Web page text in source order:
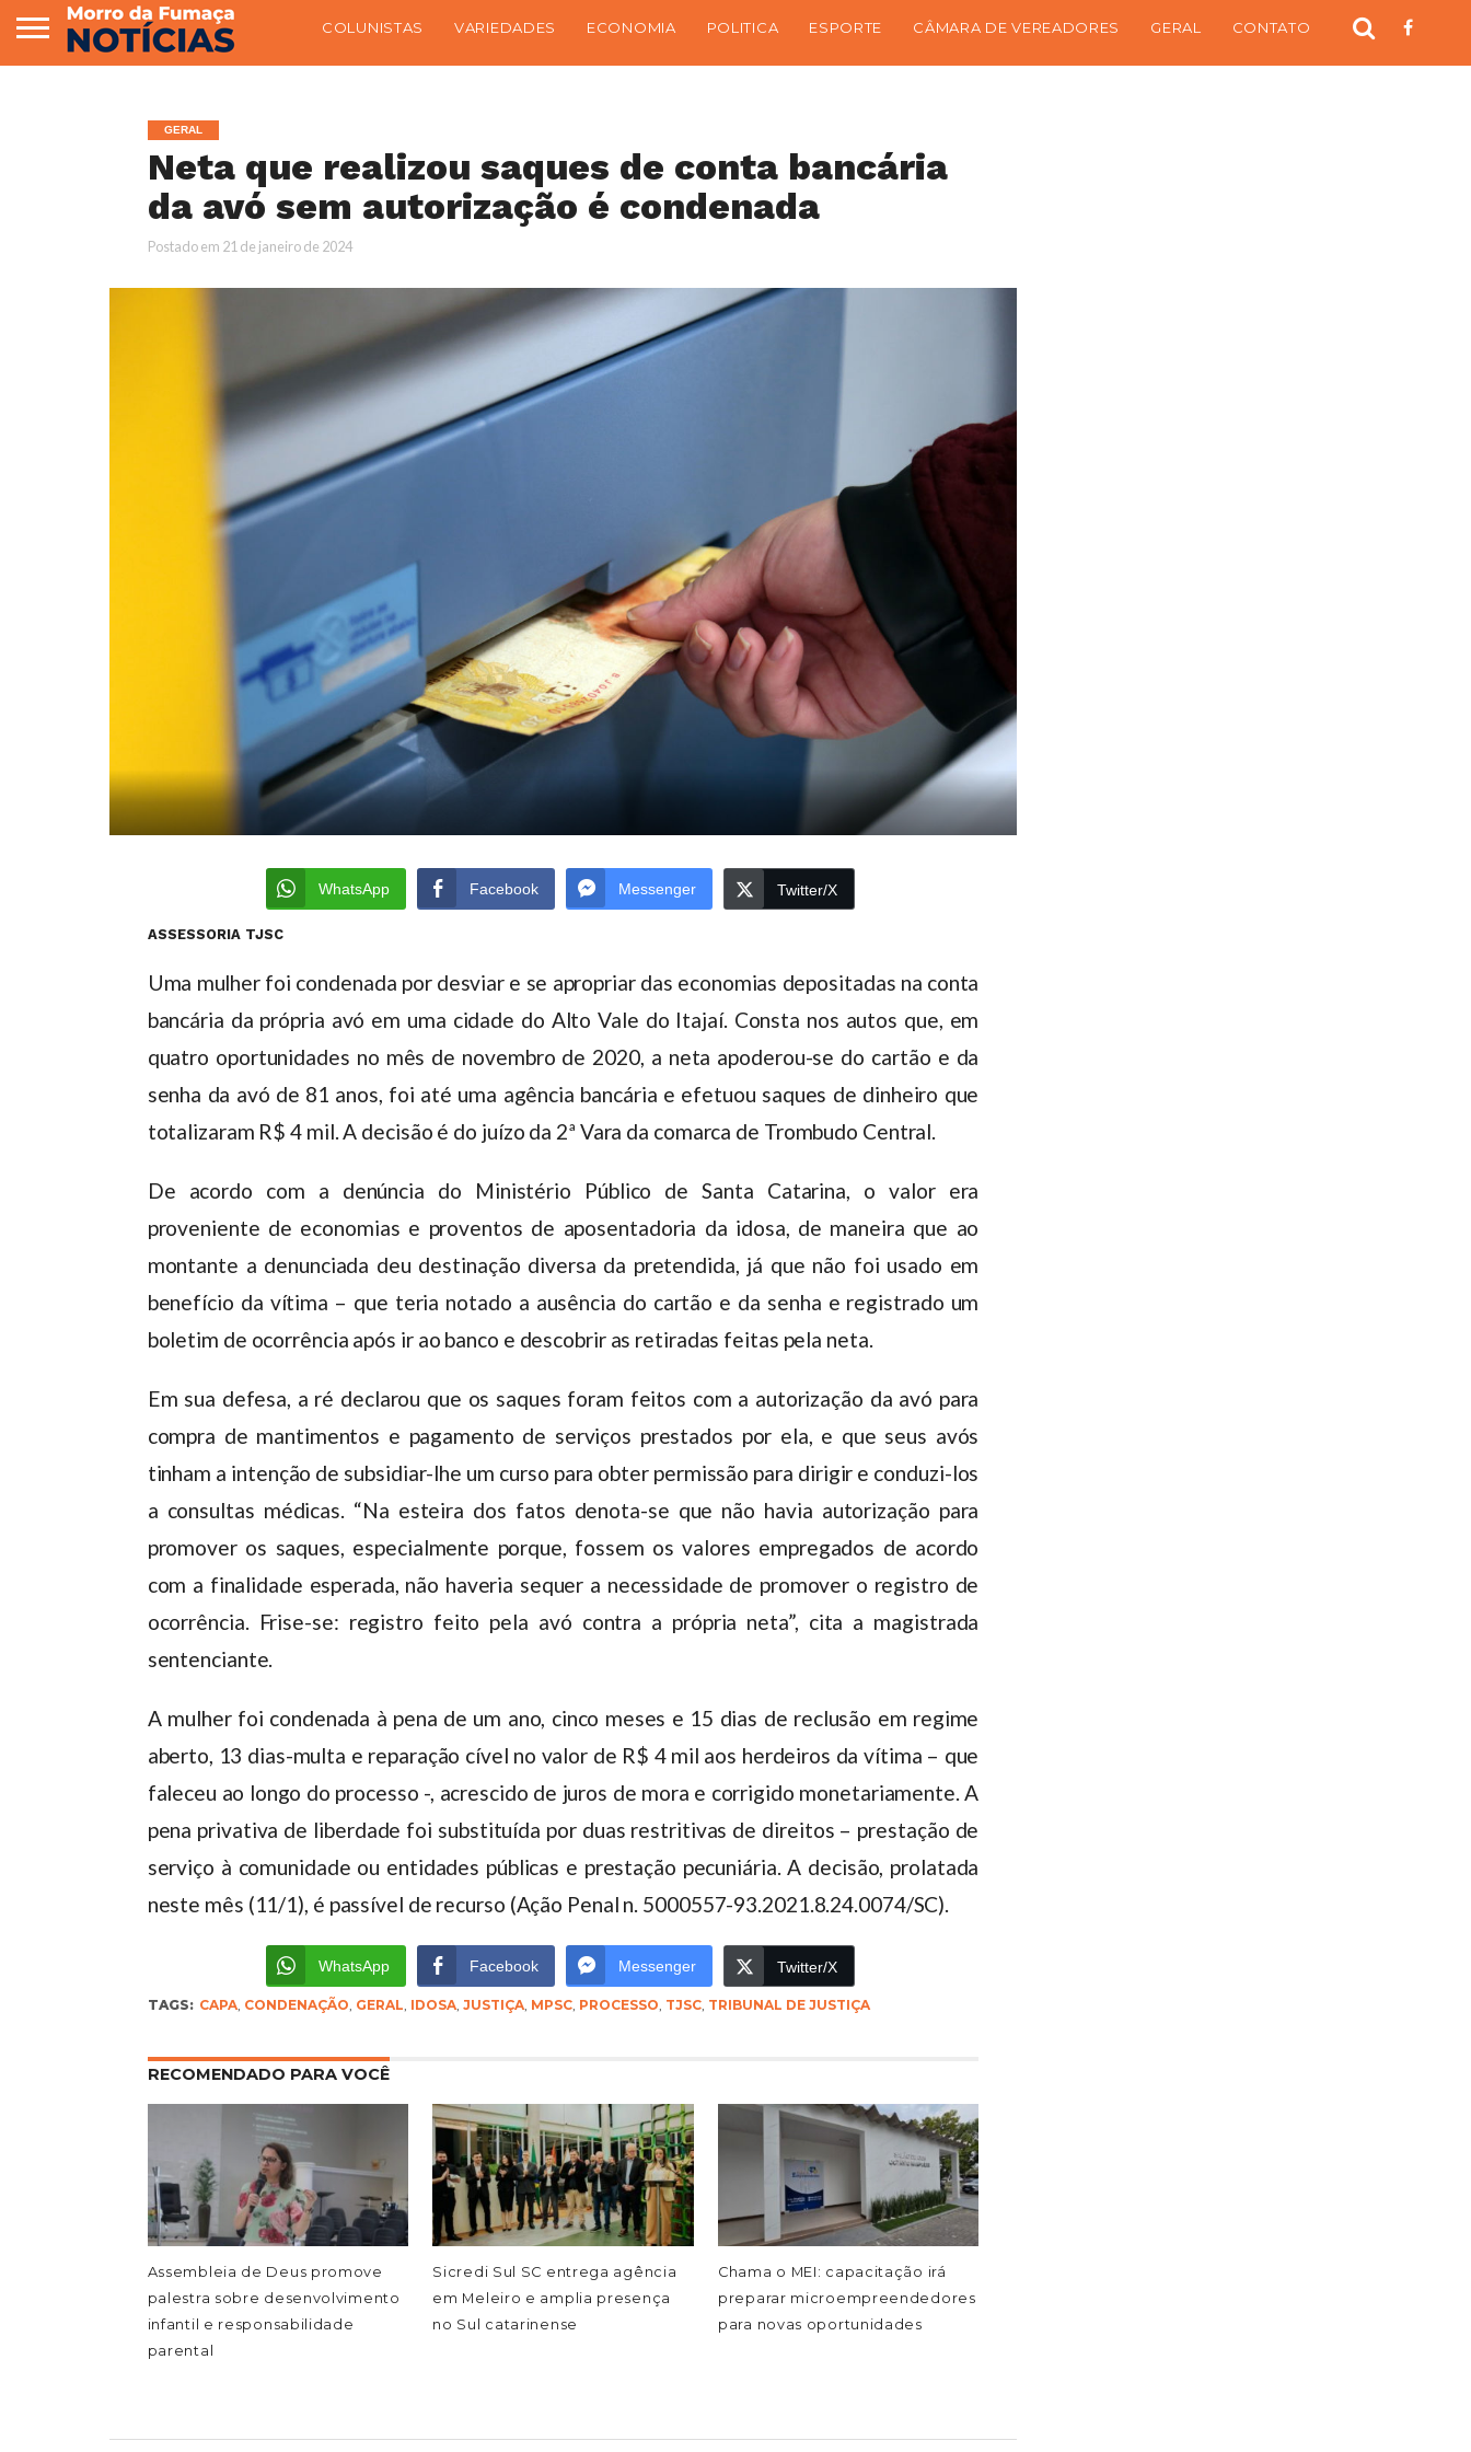
COLUNISTAS VARIEDADES ECONOMIA POLITICA ESPORTE CÂMARA DE VEREADORES GERAL CONTATO
GERAL
Neta que realizou saques de conta bancária
da avó sem autorização é condenada
Postado em 21 de janeiro de 2024
WhatsApp Facebook Messenger Twitter/X
ASSESSORIA TJSC
Uma mulher foi condenada por desviar e se apropriar das economias depositadas na conta
bancária da própria avó em uma cidade do Alto Vale do Itajaí. Consta nos autos que, em
quatro oportunidades no mês de novembro de 2020, a neta apoderou-se do cartão e da
senha da avó de 81 anos, foi até uma agência bancária e efetuou saques de dinheiro que
totalizaram R$ 4 mil. A decisão é do juízo da 2ª Vara da comarca de Trombudo Central.
De acordo com a denúncia do Ministério Público de Santa Catarina, o valor era
proveniente de economias e proventos de aposentadoria da idosa, de maneira que ao
montante a denunciada deu destinação diversa da pretendida, já que não foi usado em
benefício da vítima – que teria notado a ausência do cartão e da senha e registrado um
boletim de ocorrência após ir ao banco e descobrir as retiradas feitas pela neta.
Em sua defesa, a ré declarou que os saques foram feitos com a autorização da avó para
compra de mantimentos e pagamento de serviços prestados por ela, e que seus avós
tinham a intenção de subsidiar-lhe um curso para obter permissão para dirigir e conduzi-los
a consultas médicas. “Na esteira dos fatos denota-se que não havia autorização para
promover os saques, especialmente porque, fossem os valores empregados de acordo
com a finalidade esperada, não haveria sequer a necessidade de promover o registro de
ocorrência. Frise-se: registro feito pela avó contra a própria neta”, cita a magistrada
sentenciante.
A mulher foi condenada à pena de um ano, cinco meses e 15 dias de reclusão em regime
aberto, 13 dias-multa e reparação cível no valor de R$ 4 mil aos herdeiros da vítima – que
faleceu ao longo do processo -, acrescido de juros de mora e corrigido monetariamente. A
pena privativa de liberdade foi substituída por duas restritivas de direitos – prestação de
serviço à comunidade ou entidades públicas e prestação pecuniária. A decisão, prolatada
neste mês (11/1), é passível de recurso (Ação Penal n. 5000557-93.2021.8.24.0074/SC).
WhatsApp Facebook Messenger Twitter/X
TAGS: CAPA, CONDENAÇÃO, GERAL, IDOSA, JUSTIÇA, MPSC, PROCESSO, TJSC, TRIBUNAL DE JUSTIÇA
RECOMENDADO PARA VOCÊ
Assembleia de Deus promove
palestra sobre desenvolvimento
infantil e responsabilidade
parental
Sicredi Sul SC entrega agência
em Meleiro e amplia presença
no Sul catarinense
Chama o MEI: capacitação irá
preparar microempreendedores
para novas oportunidades